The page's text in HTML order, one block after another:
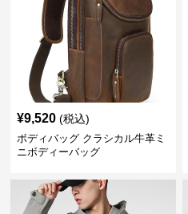
¥9,520 (税込)
ボディバッグ クラシカル牛革ミ
ニボディーバッグ